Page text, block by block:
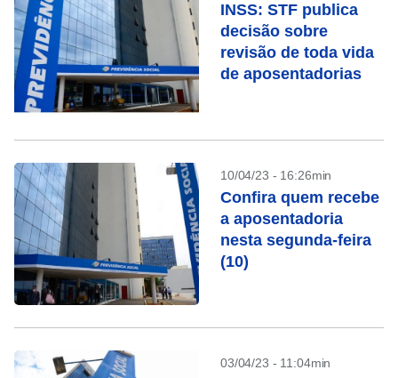
INSS: STF publica
decisão sobre
revisão de toda vida
de aposentadorias
10/04/23 - 16:26min
Confira quem recebe
a aposentadoria
nesta segunda-feira
(10)
03/04/23 - 11:04min